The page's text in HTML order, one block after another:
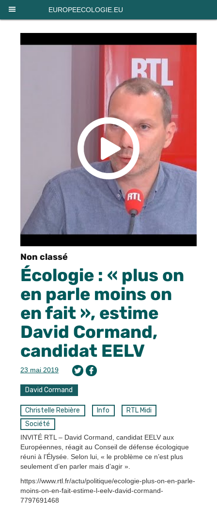
EUROPEECOLOGIE.EU
Non classé
Écologie : « plus on
en parle moins on
en fait », estime
David Cormand,
candidat EELV
23 mai 2019
David Cormand
Christelle Rebière Info
RTL Midi
Société
INVITÉ RTL – David Cormand, candidat EELV aux
Européennes, réagit au Conseil de défense écologique
réuni à l’Élysée. Selon lui, « le problème ce n’est plus
seulement d’en parler mais d’agir ».
https://www.rtl.fr/actu/politique/ecologie-plus-on-en-parle-
moins-on-en-fait-estime-l-eelv-david-cormand-
7797691468